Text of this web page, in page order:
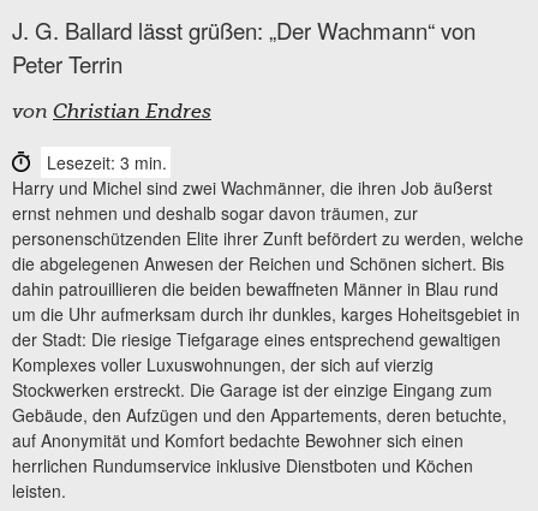
J. G. Ballard lässt grüßen: „Der Wachmann“ von
Peter Terrin
von Christian Endres
Lesezeit: 3 min.
Harry und Michel sind zwei Wachmänner, die ihren Job äußerst
ernst nehmen und deshalb sogar davon träumen, zur
personenschützenden Elite ihrer Zunft befördert zu werden, welche
die abgelegenen Anwesen der Reichen und Schönen sichert. Bis
dahin patrouillieren die beiden bewaffneten Männer in Blau rund
um die Uhr aufmerksam durch ihr dunkles, karges Hoheitsgebiet in
der Stadt: Die riesige Tiefgarage eines entsprechend gewaltigen
Komplexes voller Luxuswohnungen, der sich auf vierzig
Stockwerken erstreckt. Die Garage ist der einzige Eingang zum
Gebäude, den Aufzügen und den Appartements, deren betuchte,
auf Anonymität und Komfort bedachte Bewohner sich einen
herrlichen Rundumservice inklusive Dienstboten und Köchen
leisten.